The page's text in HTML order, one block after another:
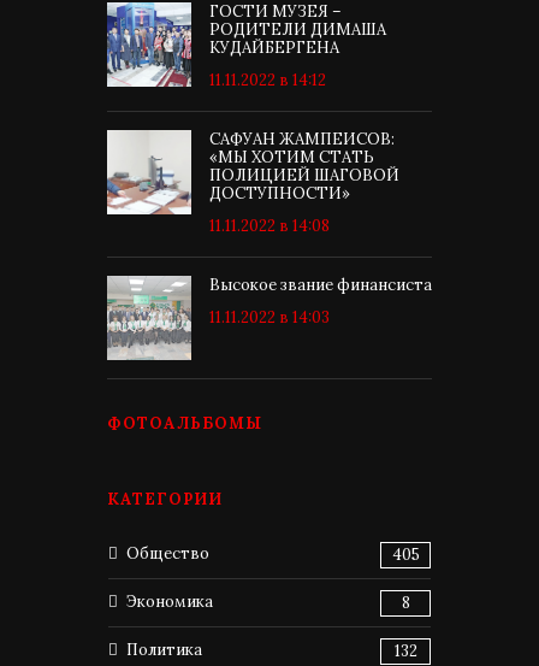
ГОСТИ МУЗЕЯ –
РОДИТЕЛИ ДИМАША
КУДАЙБЕРГЕНА
11.11.2022 в 14:12
САФУАН ЖАМПЕИСОВ:
«МЫ ХОТИМ СТАТЬ
ПОЛИЦИЕЙ ШАГОВОЙ
ДОСТУПНОСТИ»
11.11.2022 в 14:08
Высокое звание финансиста
11.11.2022 в 14:03
ФОТОАЛЬБОМЫ
КАТЕГОРИИ
Общество 405
Экономика 8
Политика 132